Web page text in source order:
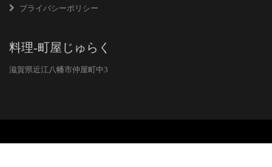
プライバシーポリシー
料理-町屋じゅらく
滋賀県近江八幡市仲屋町中3